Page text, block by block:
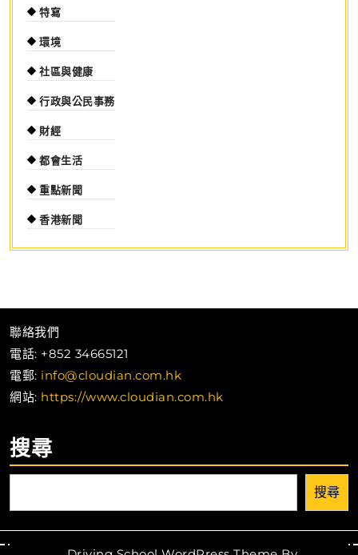
特寫
環境
社區與健康
行政與公民事務
財經
都會生活
重點新聞
香港新聞
聯絡我們
電話: +852 34665121
電郵: info@cloudian.com.hk
網站: https://www.cloudian.com.hk
搜尋
搜尋